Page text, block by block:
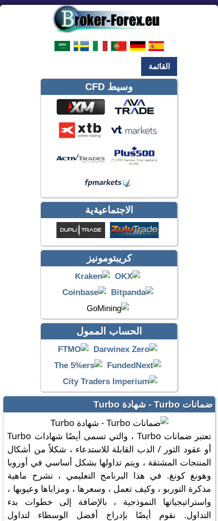
القائمة
وسيط CFD
الاجتماعيةية
كريبتومونيز
الحساب الممول
ضمانات Turbo - شهادة Turbo
تعتبر ضمانات Turbo ، والتي تسمى أيضًا شهادات Turbo
أو عقود الثور / الدب القابلة للاستدعاء ، شكلاً من أشكال
المنتجات المشتقة ، ويتم تداولها بشكل أساسي في أوروبا
وهونغ كونغ. في هذا البرنامج التعليمي ، نشرح ماهية
مذكرة التوربو ، وكيف تعمل ، وسعرها ، ومزاياها وعيوبها ،
واستراتيجياتها النموذجية ، بالإضافة إلى خطوات بدء
التداول. نقوم أيضًا بإدراج أفضل الوسطاء لتداول